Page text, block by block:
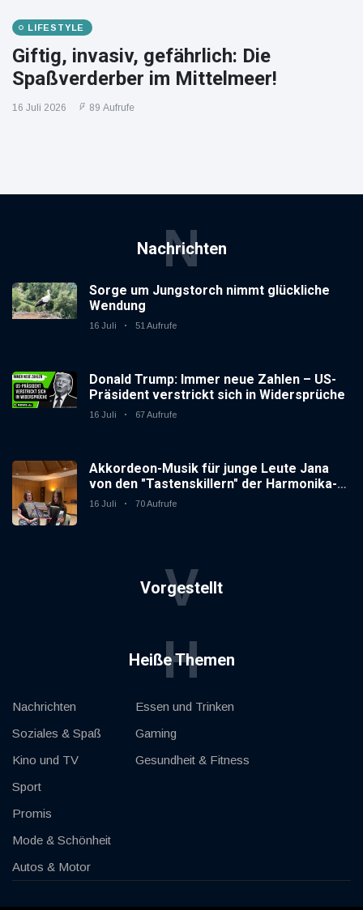
LIFESTYLE
Giftig, invasiv, gefährlich: Die
Spaßverderber im Mittelmeer!
16 Juli 2026 89 Aufrufe
Nachrichten
N
Sorge um Jungstorch nimmt glückliche
Wendung
16 Juli 51 Aufrufe
Donald Trump: Immer neue Zahlen – US-
Präsident verstrickt sich in Widersprüche
16 Juli 67 Aufrufe
Akkordeon-Musik für junge Leute Jana
von den "Tastenskillern" der Harmonika-
Vereinigung Gaggenau zeigt, wie "jung"
16 Juli 70 Aufrufe
Vorgestellt
V
Heiße Themen
H
Nachrichten
Soziales & Spaß
Kino und TV
Sport
Promis
Mode & Schönheit
Autos & Motor
Essen und Trinken
Gaming
Gesundheit & Fitness